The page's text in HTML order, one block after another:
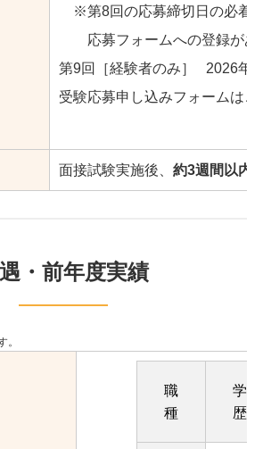
※第8回の応募締切日の必着
応募フォームへの登録があ
第9回［経験者のみ］ 2026年9
受験応募申し込みフォームはこ
面接試験実施後、 約3週間以内
・前年度実績
職
種
学
歴